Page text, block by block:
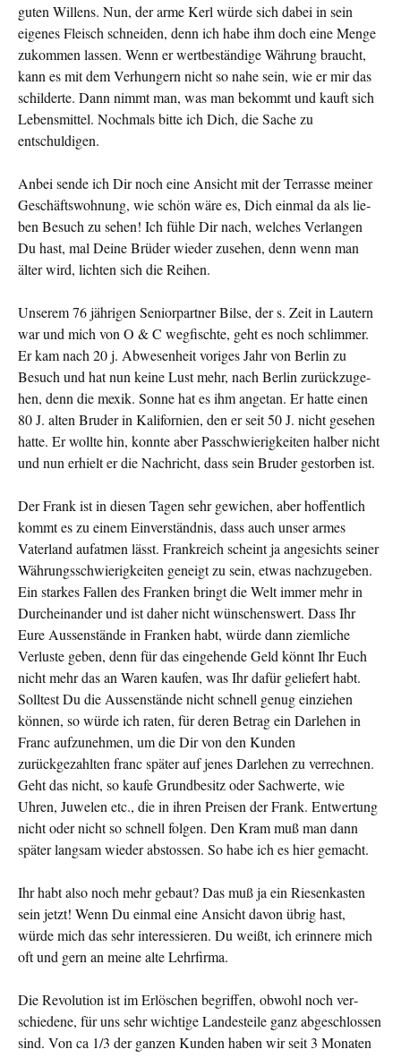
guten Wil­lens. Nun, der arme Kerl würde sich dabei in sein
eigenes Fleisch schnei­den, denn ich habe ihm doch eine Menge
zukommen lassen. Wenn er wertbeständige Währung braucht,
kann es mit dem Verhungern nicht so nahe sein, wie er mir das
schilderte. Dann nimmt man, was man bekommt und kauft sich
Lebensmittel. Nochmals bitte ich Dich, die Sache zu
entschuldigen.
Anbei sende ich Dir noch eine Ansicht mit der Terrasse meiner
Geschäftswohnung, wie schön wäre es, Dich einmal da als lie­
ben Besuch zu sehen! Ich fühle Dir nach, welches Verlangen
Du hast, mal Deine Brüder wieder zusehen, denn wenn man
älter wird, lichten sich die Reihen.
Unserem 76 jährigen Seniorpartner Bilse, der s. Zeit in Lau­tern
war und mich von O & C wegfischte, geht es noch schlim­mer.
Er kam nach 20 j. Abwesenheit voriges Jahr von Berlin zu
Besuch und hat nun keine Lust mehr, nach Berlin zurückzuge­
hen, denn die mexik. Sonne hat es ihm angetan. Er hatte einen
80 J. alten Bruder in Kalifornien, den er seit 50 J. nicht gesehen
hatte. Er wollte hin, konnte aber Passchwierigkeiten halber nicht
und nun erhielt er die Nachricht, dass sein Bru­der gestorben ist.
Der Frank ist in diesen Tagen sehr gewichen, aber hoffent­lich
kommt es zu einem Einverständnis, dass auch unser armes
Vater­land aufatmen lässt. Frankreich scheint ja angesichts seiner
Währungsschwierigkeiten geneigt zu sein, etwas nach­zugeben.
Ein starkes Fallen des Franken bringt die Welt immer mehr in
Durch­einander und ist daher nicht wünschenswert. Dass Ihr
Eure Aus­senstände in Franken habt, würde dann ziemliche
Verluste geben, denn für das eingehende Geld könnt Ihr Euch
nicht mehr das an Waren kaufen, was Ihr dafür geliefert habt.
Solltest Du die Aussenstände nicht schnell genug einziehen
können, so würde ich raten, für deren Betrag ein Darlehen in
Franc aufzunehmen, um die Dir von den Kunden
zurückgezahlten franc später auf jenes Darlehen zu verrechnen.
Geht das nicht, so kaufe Grundbesitz oder Sachwerte, wie
Uhren, Juwe­len etc., die in ihren Preisen der Frank. Entwertung
nicht oder nicht so schnell folgen. Den Kram muß man dann
später langsam wieder abstossen. So habe ich es hier gemacht.
Ihr habt also noch mehr gebaut? Das muß ja ein Riesenkasten
sein jetzt! Wenn Du einmal eine Ansicht davon übrig hast,
würde mich das sehr interessieren. Du weißt, ich erinnere mich
oft und gern an meine alte Lehrfirma.
Die Revolution ist im Erlöschen begriffen, obwohl noch ver­
schiedene, für uns sehr wichtige Landesteile ganz abgeschlos­sen
sind. Von ca 1/3 der ganzen Kunden haben wir seit 3 Monaten